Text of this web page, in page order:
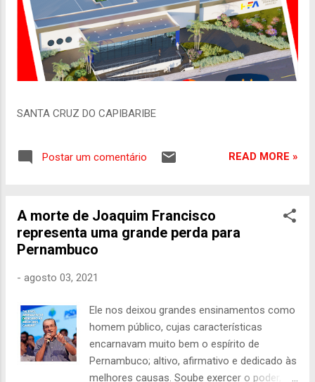
SANTA CRUZ DO CAPIBARIBE
Postar um comentário READ MORE »
A morte de Joaquim Francisco
representa uma grande perda para
Pernambuco
- agosto 03, 2021
Ele nos deixou grandes ensinamentos como
homem público, cujas características
encarnavam muito bem o espírito de
Pernambuco; altivo, afirmativo e dedicado às
melhores causas. Soube exercer o poder,